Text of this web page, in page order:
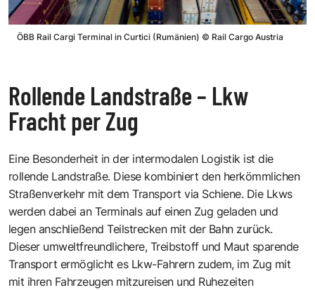
ÖBB Rail Cargi Terminal in Curtici (Rumänien) © Rail Cargo Austria
Rollende Landstraße – Lkw
Fracht per Zug
Eine Besonderheit in der intermodalen Logistik ist die
rollende Landstraße. Diese kombiniert den herkömmlichen
Straßenverkehr mit dem Transport via Schiene. Die Lkws
werden dabei an Terminals auf einen Zug geladen und
legen anschließend Teilstrecken mit der Bahn zurück.
Dieser umweltfreundlichere, Treibstoff und Maut sparende
Transport ermöglicht es Lkw-Fahrern zudem, im Zug mit
mit ihren Fahrzeugen mitzureisen und Ruhezeiten